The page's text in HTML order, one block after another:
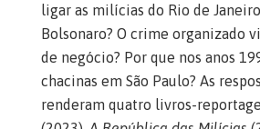
ligar as milícias do Rio de
Bolsonaro? O crime organizado
de negócio? Por que nos anos
chacinas em São Paulo? As
renderam quatro livros-